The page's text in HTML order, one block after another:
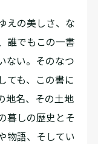
えの美しさ、な
誰でもこの一書
ない。そのなつ
ても、この書に
地名、その土地
暮しの歴史とそ
物語、そしてい